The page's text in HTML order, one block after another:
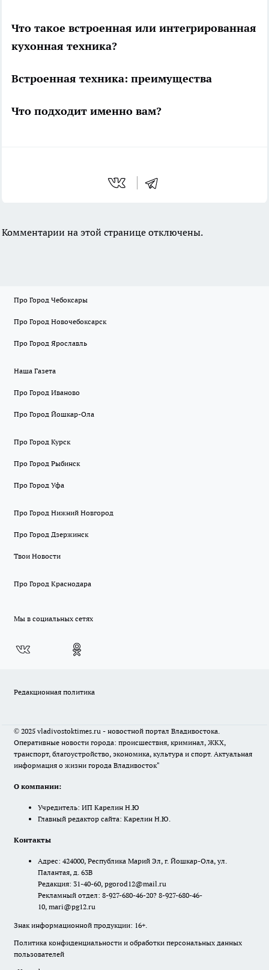
Что такое встроенная или интегрированная
кухонная техника?
Встроенная техника: преимущества
Что подходит именно вам?
Комментарии на этой странице отключены.
Про Город Чебоксары
Про Город Новочебоксарск
Про Город Ярославль
Наша Газета
Про Город Иваново
Про Город Йошкар-Ола
Про Город Курск
Про Город Рыбинск
Про Город Уфа
Про Город Нижний Новгород
Про Город Дзержинск
Твои Новости
Про Город Краснодара
Мы в социальных сетях
Редакционная политика
© 2025 vladivostoktimes.ru - новостной портал Владивостока.
Оперативные новости города: происшествия, криминал, ЖКХ,
транспорт, благоустройство, экономика, культура и спорт. Актуальная
информация о жизни города Владивосток"
О компании:
Учредитель: ИП Карелин Н.Ю
Главный редактор сайта: Карелин Н.Ю.
Контакты
Адрес: 424000, Республика Марий Эл, г. Йошкар-Ола, ул.
Палантая, д. 63В
Редакция: 31-40-60, pgorod12@mail.ru
Рекламный отдел: 8-927-680-46-20? 8-927-680-46-
10, mari@pg12.ru
Знак информационной продукции: 16+.
Политика конфиденциальности и обработки персональных данных
пользователей